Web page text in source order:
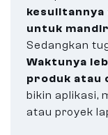
untuk
Sedangkan
Waktunya
produk atau
bikin aplikasi,
atau proyek